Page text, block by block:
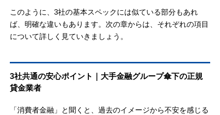
このように、3社の基本スペックには似ている部分もあれ
ば、明確な違いもあります。次の章からは、それぞれの項目
について詳しく見ていきましょう。
3社共通の安心ポイント｜大手金融グループ傘下の正規
貸金業者
「消費者金融」と聞くと、過去のイメージから不安を感じる